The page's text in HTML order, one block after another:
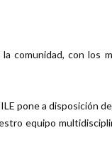
comunidad, con los
pone a disposición
equipo